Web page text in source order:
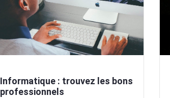
Informatique : trouvez les bons
professionnels